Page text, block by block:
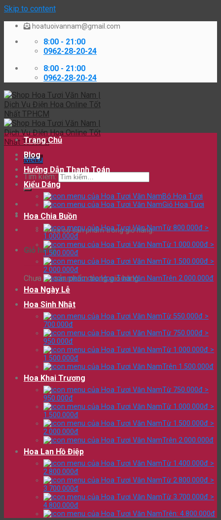
Skip to content
hoatuoivannam@gmail.com
8:00 - 21:00
0962-28-20-24
8:00 - 21:00
0962-28-20-24
Menu
Tìm kiếm:
Chưa có sản phẩm trong giỏ hàng.
Giỏ hàng
Chưa có sản phẩm trong giỏ hàng.
Trang Chủ
Blog
Hướng Dẫn Thanh Toán
Kiểu Dáng
Bó Hoa Tươi
Giỏ Hoa Tươi
Hoa Chia Buồn
Từ 800.000đ >
1.000.000đ
Từ 1.000.000đ >
1.500.000đ
Từ 1.500.000đ >
2.000.000đ
Trên 2.000.000đ
Hoa Ngày Lễ
Hoa Sinh Nhật
Từ 550.000đ >
700.000đ
Từ 750.000đ >
950.000đ
Từ 1.000.000đ >
1.500.000đ
Trên 1.500.000đ
Hoa Khai Trương
Từ 750.000đ >
950.000đ
Từ 1.000.000đ >
1.500.000đ
Từ 1.500.000đ >
2.000.000đ
Trên 2.000.000đ
Hoa Lan Hồ Điệp
Từ 1.400.000đ >
2.800.000đ
Từ 2.800.000đ >
3.700.000đ
Từ 3.700.000đ >
4.800.000đ
Trên: 4.800.000đ